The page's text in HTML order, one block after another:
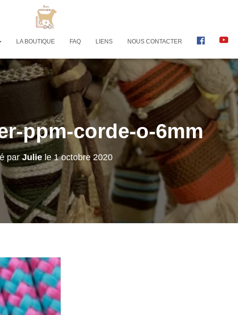
LA BOUTIQUE FAQ LIENS NOUS CONTACTER
C
O
O
Y
U
T
B
E
ppm-corde-o-6mm
parJuliele1 octobre 2020